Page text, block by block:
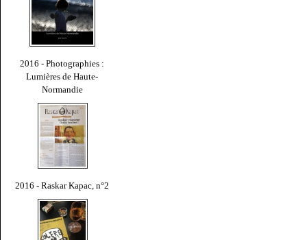
2016 - Photographies :
Lumières de Haute-
Normandie
2016 - Raskar Kapac, n°2